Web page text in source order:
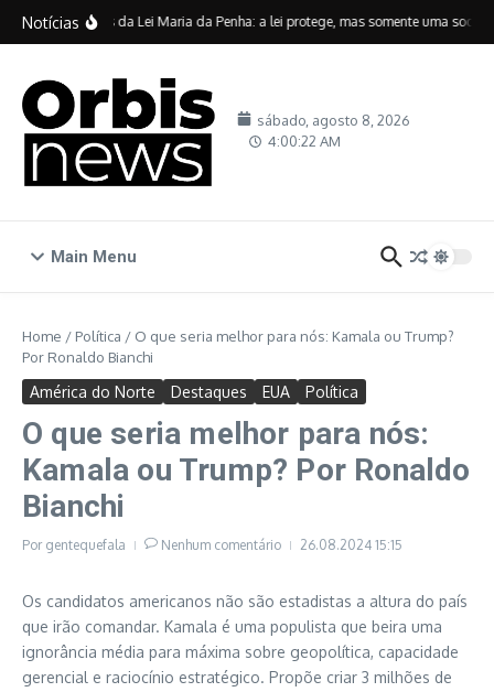
Ir para o conteúdo
Notícias
Vinte anos da Lei Maria da Penha: a lei protege, mas somente uma
sábado, agosto 8, 2026
4:00:23 AM
Main Menu
Home / Política / O que seria melhor para nós: Kamala ou Trump?
Por Ronaldo Bianchi
América do Norte Destaques EUA Política
O que seria melhor para nós:
Kamala ou Trump? Por Ronaldo
Bianchi
Por gentequefala Nenhum comentário 26.08.2024 15:15
Os candidatos americanos não são estadistas a altura do país
que irão comandar. Kamala é uma populista que beira uma
ignorância média para máxima sobre geopolítica, capacidade
gerencial e raciocínio estratégico. Propõe criar 3 milhões de